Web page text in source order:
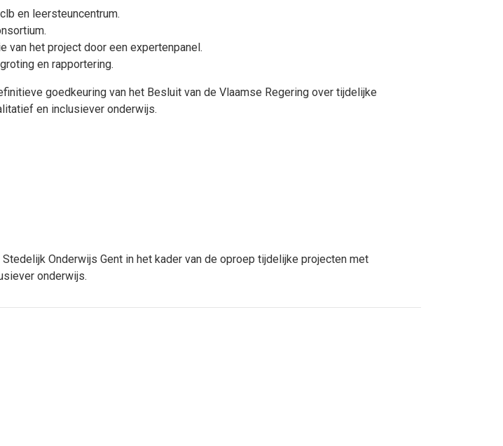
en leersteuncentrum.
van het project door een expertenpanel.
en rapportering.
goedkeuring van het Besluit van de Vlaamse Regering over tijdelijke
en inclusiever onderwijs.
Onderwijs Gent in het kader van de oproep tijdelijke projecten met
onderwijs.